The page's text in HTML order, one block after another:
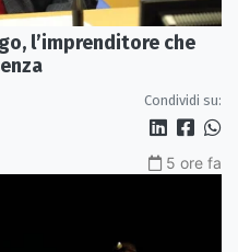
l’imprenditore che
Condividi su:
5 ore fa